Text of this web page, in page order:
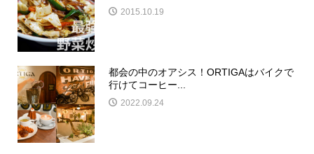
2015.10.19
都会の中のオアシス！ORTIGAはバイクで
行けてコーヒー...
2022.09.24